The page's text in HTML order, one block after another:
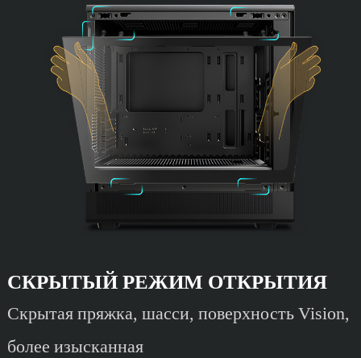
СКРЫТЫЙ РЕЖИМ ОТКРЫТИЯ
Скрытая пряжка, шасси, поверхность Vision,
более изысканная